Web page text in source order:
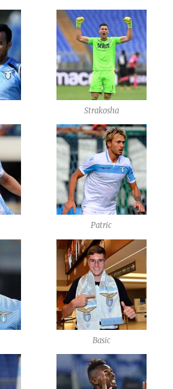
Strakosha
Patric
Basic